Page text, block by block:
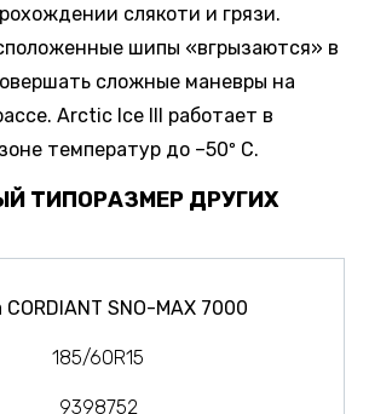
слякоти и грязи.
шипы «вгрызаются» в
сложные маневры на
Arctic Ice III работает в
температур до –50º С.
ТИПОРАЗМЕР ДРУГИХ
SNO-MAX 7000
185/60R15
9398752